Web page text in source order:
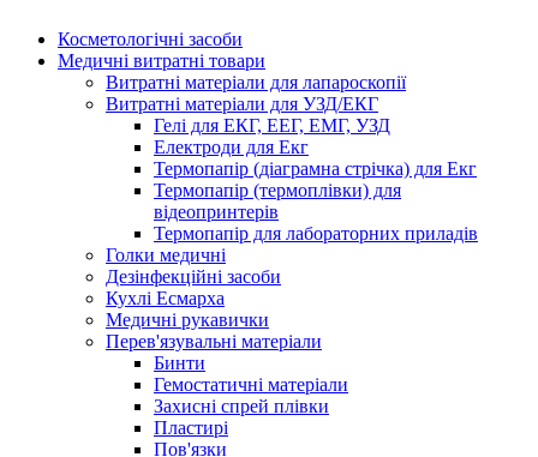
Косметологічні засоби
Медичні витратні товари
Витратні матеріали для лапароскопії
Витратні матеріали для УЗД/ЕКГ
Гелі для ЕКГ, ЕЕГ, ЕМГ, УЗД
Електроди для Екг
Термопапір (діаграмна стрічка) для Екг
Термопапір (термоплівки) для
відеопринтерів
Термопапір для лабораторних приладів
Голки медичні
Дезінфекційні засоби
Кухлі Есмарха
Медичні рукавички
Перев'язувальні матеріали
Бинти
Гемостатичні матеріали
Захисні спрей плівки
Пластирі
Пов'язки